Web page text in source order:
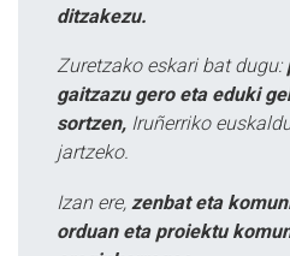
ditzakezu.
Zuretzako eskari bat dugu:
gaitzazu gero eta eduki
sortzen, Iruñerriko
jartzeko.
Izan ere, zenbat eta
orduan eta proiektu